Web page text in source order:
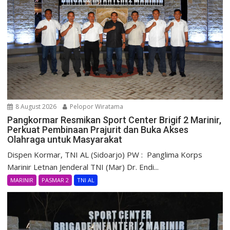
8 August 2026 Pelopor Wiratama
Pangkormar Resmikan Sport Center Brigif 2 Marinir,
Perkuat Pembinaan Prajurit dan Buka Akses
Olahraga untuk Masyarakat
Dispen Kormar, TNI AL (Sidoarjo) PW : Panglima Korps
Marinir Letnan Jenderal TNI (Mar) Dr. Endi...
MARINIR PASMAR 2 TNI AL